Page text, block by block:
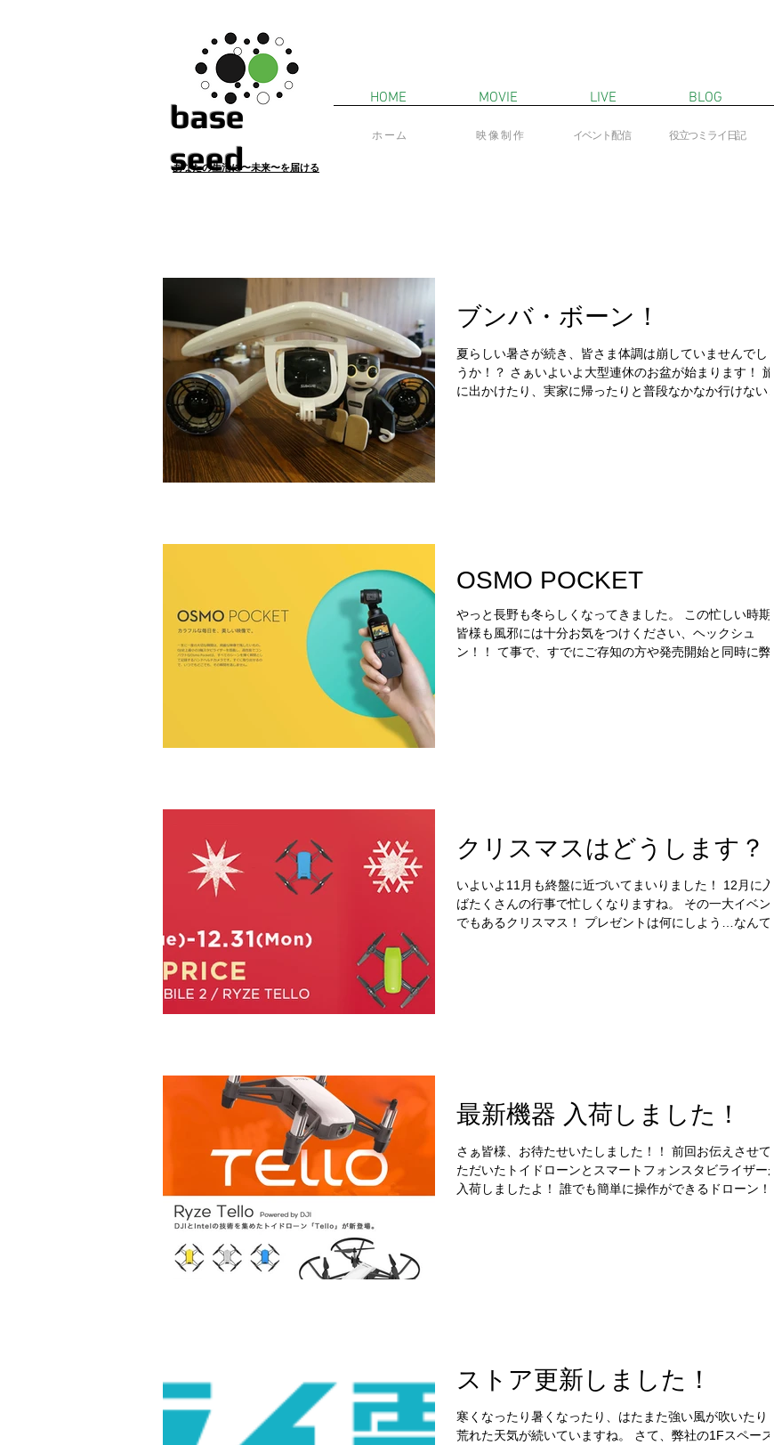
​base
seed
あなたの生活に〜未来〜を届ける
HOME MOVIE LIVE BLOG
ホーム ​イベント配信 役立つミライ日記
映像制作
ブンバ・ボーン！
夏らしい暑さが続き、皆さま体調は崩していませんでしょ
うか！？ さぁいよいよ大型連休のお盆が始まります！ 旅行
に出かけたり、実家に帰ったりと普段なかなか行けない場
OSMO POCKET
やっと長野も冬らしくなってきました。 この忙しい時期、
皆様も風邪には十分お気をつけください、ヘックシュ
ン！！ て事で、すでにご存知の方や発売開始と同時に弊社
クリスマスはどうします？
いよいよ11月も終盤に近づいてまいりました！ 12月に入れ
ばたくさんの行事で忙しくなりますね。 その一大イベント
でもあるクリスマス！ プレゼントは何にしよう…なんて頭
最新機器 入荷しました！
さぁ皆様、お待たせいたしました！！ 前回お伝えさせてい
ただいたトイドローンとスマートフォンスタビライザーが
入荷しましたよ！ 誰でも簡単に操作ができるドローン！ 誰
ストア更新しました！
寒くなったり暑くなったり、はたまた強い風が吹いたりと
荒れた天気が続いていますね。 さて、弊社の1Fスペースに